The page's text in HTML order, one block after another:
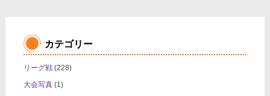
カテゴリー
リーグ戦(228)
大会写真(1)